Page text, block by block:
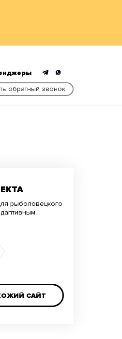
обратный звонок
рыболовецкого
САЙТ